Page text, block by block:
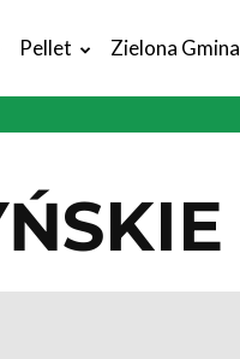
Pellet Zielona Gmina